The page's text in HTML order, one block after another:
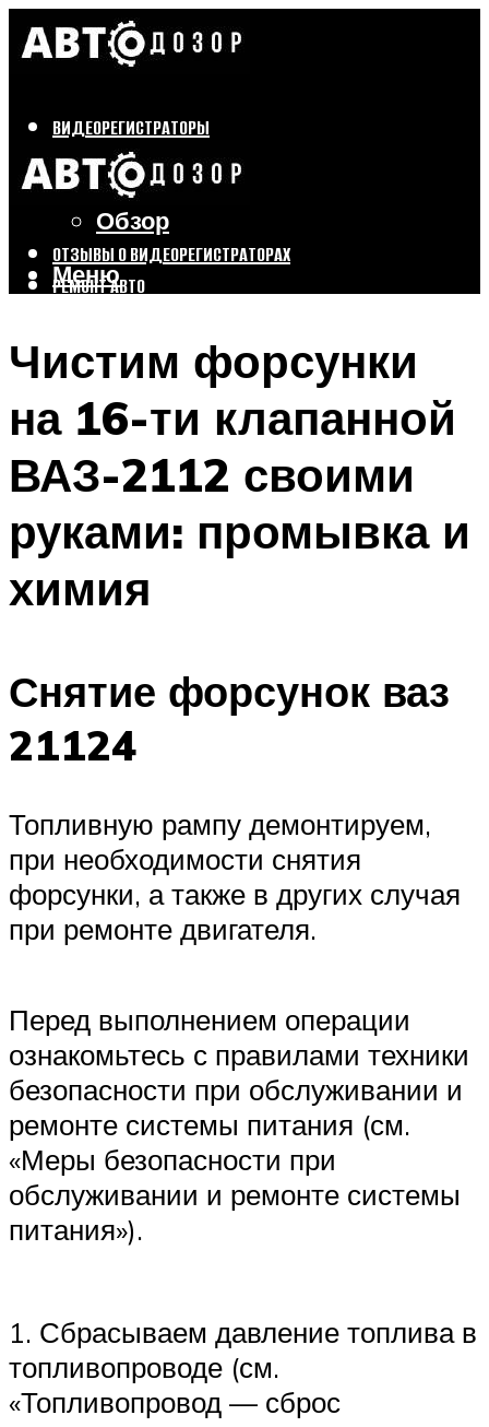
ВИДЕОРЕГИСТРАТОРЫ
Бренды
Выбор
Обзор
ОТЗЫВЫ О ВИДЕОРЕГИСТРАТОРАХ
РЕМОНТ АВТО
Меню
Чистим форсунки
на 16-ти клапанной
ВАЗ-2112 своими
руками: промывка и
химия
Снятие форсунок ваз
21124
Топливную рампу демонтируем,
при необходимости снятия
форсунки, а также в других случая
при ремонте двигателя.
Перед выполнением операции
ознакомьтесь с правилами техники
безопасности при обслуживании и
ремонте системы питания (см.
«Меры безопасности при
обслуживании и ремонте системы
питания»).
1. Сбрасываем давление топлива в
топливопроводе (см.
«Топливопровод — сброс